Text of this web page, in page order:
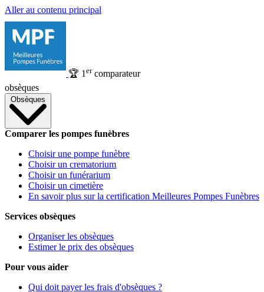
Aller au contenu principal
🏆 1 ercomparateur
obsèques
Obsèques
Comparer les pompes funèbres
Choisir une pompe funèbre
Choisir un crematorium
Choisir un funérarium
Choisir un cimetière
En savoir plus sur la certification Meilleures Pompes Funèbres
Services obsèques
Organiser les obsèques
Estimer le prix des obsèques
Pour vous aider
Qui doit payer les frais d'obsèques ?